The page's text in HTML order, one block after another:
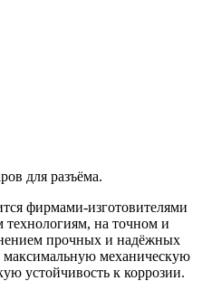
для разъёма.
фирмами-изготовителями
технологиям, на точном и
прочных и надёжных
максимальную механическую
устойчивость к коррозии.